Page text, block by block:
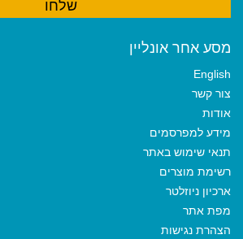
מסע אחר אונליין
English
צור קשר
אודות
מידע למפרסמים
תנאי שימוש באתר
רשימת מוצרים
ארכיון ניוזלטר
מפת אתר
הצהרת נגישות